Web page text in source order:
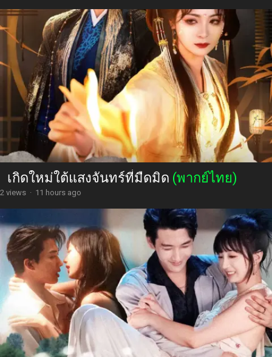
เกิดใหม่ใต้แสงจันทร์ที่มืดมิด (พากย์ไทย)
2 views · 11 hours ago